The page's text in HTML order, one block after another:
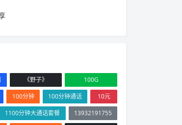
《野子》
100G
100分钟 100分钟通话
10元
1100分钟大通话套餐
13932191755